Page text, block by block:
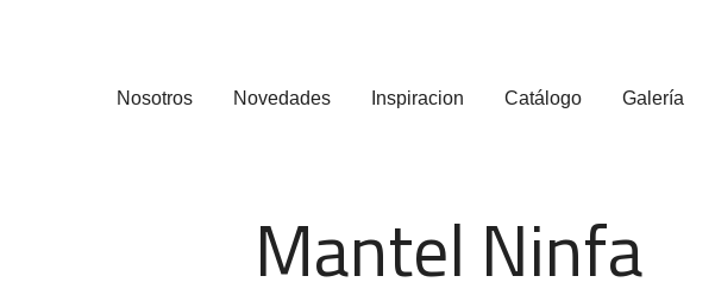
Nosotros Novedades Inspiracion Catálogo Galería
Mantel Ninfa